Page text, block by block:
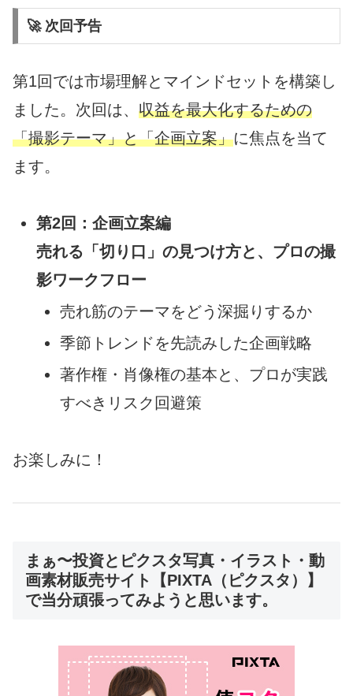
🚀 次回予告
第1回では市場理解とマインドセットを構築し
ました。次回は、 収益を最大化するための
「撮影テーマ」と「企画立案」に焦点を当て
ます。
第2回：企画立案編
売れる「切り口」の見つけ方と、プロの撮
影ワークフロー
売れ筋のテーマをどう深掘りするか
季節トレンドを先読みした企画戦略
著作権・肖像権の基本と、プロが実践
すべきリスク回避策
お楽しみに！
まぁ〜投資とピクスタ写真・イラスト・動
画素材販売サイト【PIXTA（ピクスタ）】
で当分頑張ってみようと思います。